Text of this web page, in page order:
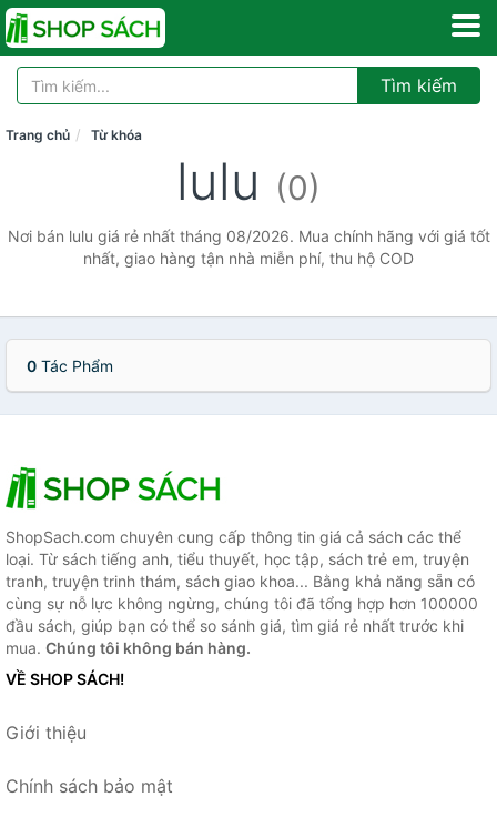
Tìm kiếm
Trang chủ Từ khóa
lulu (0)
Nơi bán lulu giá rẻ nhất tháng 08/2026. Mua chính hãng với giá tốt
nhất, giao hàng tận nhà miễn phí, thu hộ COD
0 Tác Phẩm
ShopSach.com chuyên cung cấp thông tin giá cả sách các thể
loại. Từ sách tiếng anh, tiểu thuyết, học tập, sách trẻ em, truyện
tranh, truyện trinh thám, sách giao khoa... Bằng khả năng sẵn có
cùng sự nỗ lực không ngừng, chúng tôi đã tổng hợp hơn 100000
đầu sách, giúp bạn có thể so sánh giá, tìm giá rẻ nhất trước khi
mua. Chúng tôi không bán hàng.
VỀ SHOP SÁCH!
Giới thiệu
Chính sách bảo mật